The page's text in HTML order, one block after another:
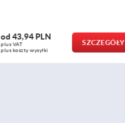
od 35,49 PLN
plus VAT
plus koszty wysyłki
SZCZEGÓŁY